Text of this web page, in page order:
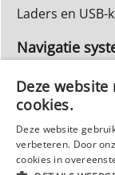
Laders en USB-
Navigatie
Inbouw
Info
Ruilen &
Deze
cookies.
Deze website
verbeteren. Door
cookies in